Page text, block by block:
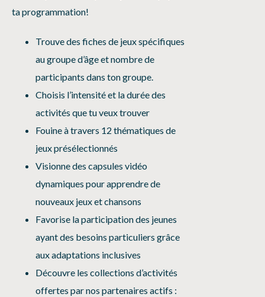
ta programmation!
Trouve des fiches de jeux spécifiques
au groupe d’âge et nombre de
participants dans ton groupe.
Choisis l’intensité et la durée des
activités que tu veux trouver
Fouine à travers 12 thématiques de
jeux présélectionnés
Visionne des capsules vidéo
dynamiques pour apprendre de
nouveaux jeux et chansons
Favorise la participation des jeunes
ayant des besoins particuliers grâce
aux adaptations inclusives
Découvre les collections d’activités
offertes par nos partenaires actifs :